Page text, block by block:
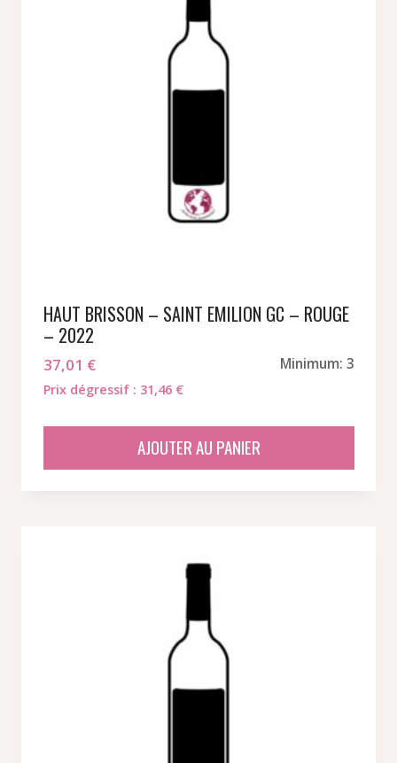
HAUT BRISSON – SAINT EMILION GC – ROUGE
– 2022
37,01 € Minimum: 3
Prix dégressif : 31,46 €
AJOUTER AU PANIER